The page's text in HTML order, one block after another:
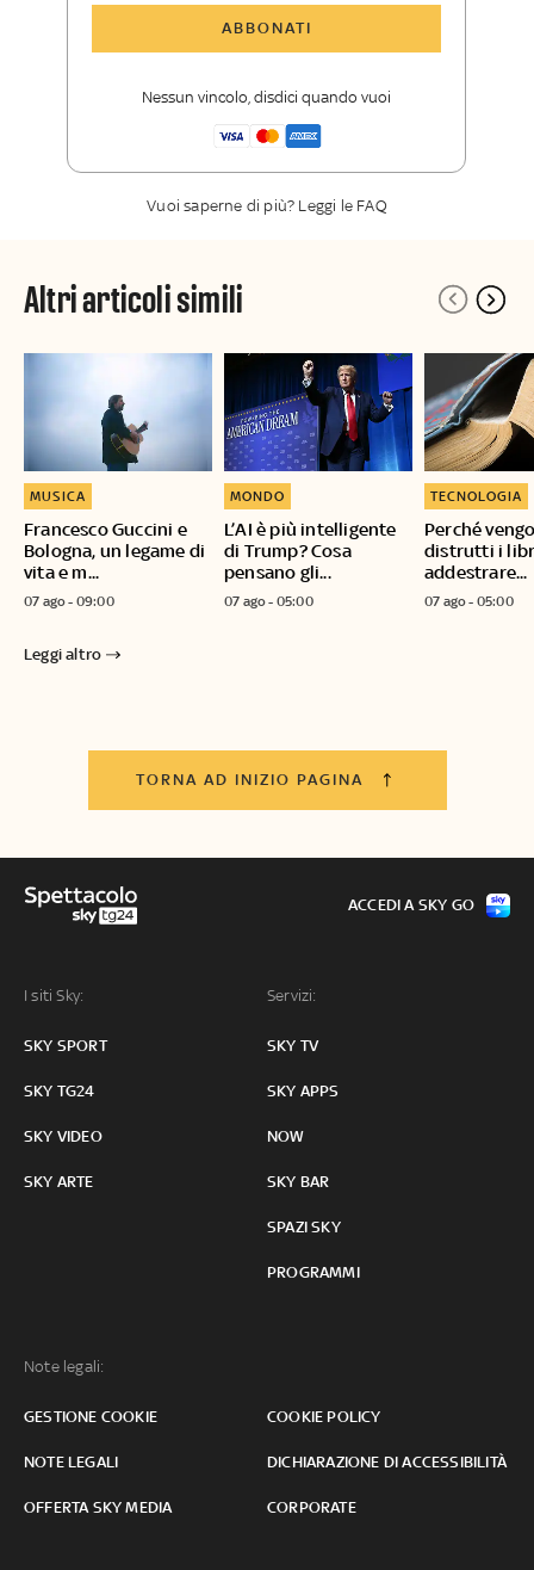
ABBONATI
Nessun vincolo, disdici quando vuoi
Vuoi saperne di più? Leggi le FAQ
Altri articoli simili
Francesco Guccini e
Bologna, un legame di
vita e m...
MUSICA
07 ago - 09:00
L’AI è più intelligente
di Trump? Cosa
pensano gli...
MONDO
07 ago - 05:00
Perché
distrutti i
addestrare...
TECNOLOGIA
07 ago - 05:00
Leggi altro
TORNA AD INIZIO PAGINA
I siti Sky:
SKY SPORT
SKY TG24
SKY VIDEO
SKY ARTE
Servizi:
SKY TV
SKY APPS
NOW
SKY BAR
SPAZI SKY
PROGRAMMI
Note legali:
GESTIONE COOKIE COOKIE POLICY
NOTE LEGALI DICHIARAZIONE DI ACCESSIBILITÀ
OFFERTA SKY MEDIA CORPORATE
ACCEDI A SKY GO